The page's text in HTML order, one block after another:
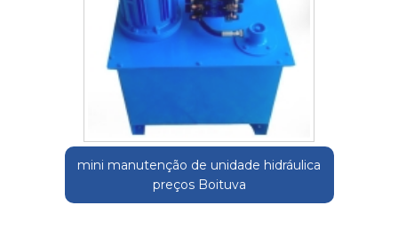
mini manutenção de unidade hidráulica
preços Boituva